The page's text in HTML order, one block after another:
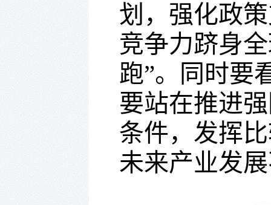
划，强化政
竞争力跻身
跑”。同时要
要站在推进
条件，发挥
未来产业发